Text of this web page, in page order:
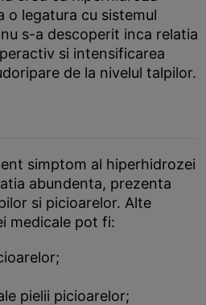
o legatura cu sistemul
s-a descoperit inca relatia
si intensificarea
de la nivelul talpilor.
simptom al hiperhidrozei
abundenta, prezenta
si picioarelor. Alte
medicale pot fi:
pielii picioarelor;